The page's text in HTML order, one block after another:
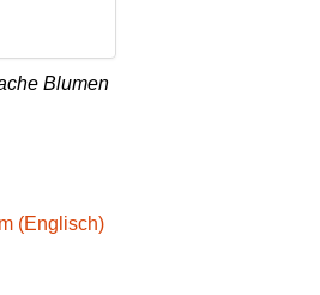
Blumen
(Englisch)